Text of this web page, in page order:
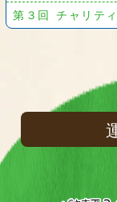
第３回 チャリテ